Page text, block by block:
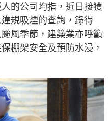
的公司均指，近日接獲
規吸煙的查詢，錄得
風季節，建築業亦呼籲
棚架安全及預防水浸，